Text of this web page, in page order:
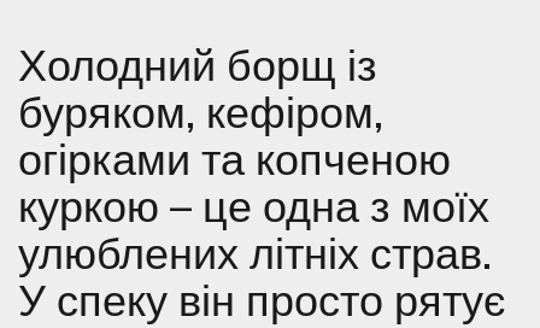
Холодний борщ із
буряком, кефіром,
огірками та копченою
куркою – це одна з моїх
улюблених літніх страв.
У спеку він просто рятує